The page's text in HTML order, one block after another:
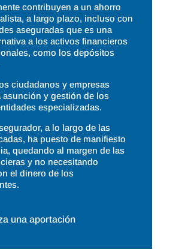
contribuyen a un ahorro
a largo plazo, incluso con
aseguradas que es una
a los activos financieros
como los depósitos
ciudadanos y empresas
asunción y gestión de los
especializadas.
a lo largo de las
ha puesto de manifiesto
quedando al margen de las
y no necesitando
el dinero de los
una aportación